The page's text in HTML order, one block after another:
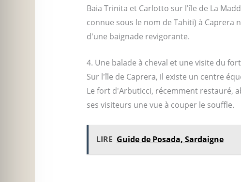
Baia Trinita et Carlotto sur l'île de La
connue sous le nom de Tahiti) à
d'une baignade revigorante.
4. Une balade à cheval et une visite du
Sur l'île de Caprera, il existe un centre
Le fort d'Arbuticci, récemment restauré,
ses visiteurs une vue à couper le souffle.
LIRE Guide de Posada, Sardaigne